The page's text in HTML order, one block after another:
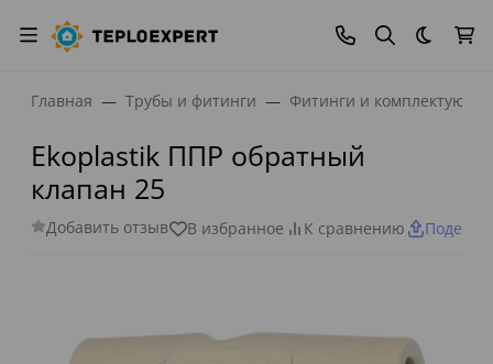
Темная
Главная Трубы и фитинги Фитинги и
Ekoplastik ППР обратный
клапан 25
Добавить отзыв В избранное К сравнению